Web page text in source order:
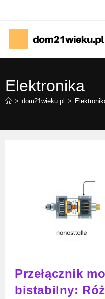
content
Elektronika
> dom21wieku.pl >
Przełącznik
bistabilny: